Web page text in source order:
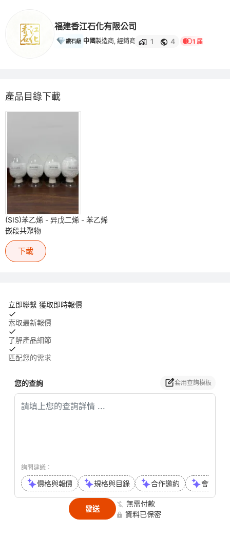
福建香江石化有限公司
鑽石級 中國製造商, 經銷商 1 4 1 届
產品目錄下載
(SIS)苯乙烯 - 异戊二烯 - 苯乙烯
嵌段共聚物
下載
立即聯繫 獲取即時報價
索取最新報價
了解產品細節
匹配您的需求
您的查詢 套用查詢模板
詢問建議：
價格與報價 規格與目錄 合作邀約 會議或
發送
無需付款
資料已保密